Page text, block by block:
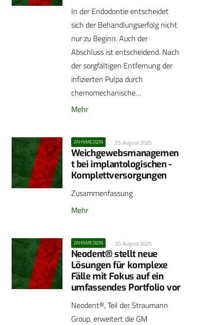
In der Endodontie entscheidet
sich der Behandlungserfolg nicht
nur zu Beginn. Auch der
Abschluss ist entscheidend. Nach
der sorgfältigen Entfernung der
infizierten Pulpa durch
chemomechanische…
Mehr
ZAHNMEDIZIN 25. August 2025
Weichgewebsmanagemen
t bei implantologischen ­
Komplettversorgungen
Zusammenfassung
Mehr
ZAHNMEDIZIN 20. August 2025
Neodent® stellt neue
Lösungen für komplexe
Fälle mit Fokus auf ein
umfassendes Portfolio vor
Neodent®, Teil der Straumann
Group, erweitert die GM